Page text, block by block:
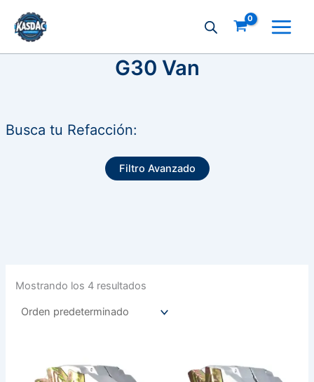
contenido
G30 Van
Busca tu Refacción:
Filtro Avanzado
Mostrando los 4 resultados